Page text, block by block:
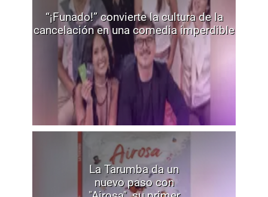
“¡Funado!” convierte la cultura de la
cancelación en una comedia imperdible
La Tarumba da un
nuevo paso con